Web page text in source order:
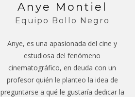
Anye Montiel
Equipo Bollo Negro
Anye, es una apasionada del cine y
estudiosa del fenómeno
cinematográfico, en deuda con un
profesor quién le planteo la idea de
preguntarse a qué le gustaría dedicar la